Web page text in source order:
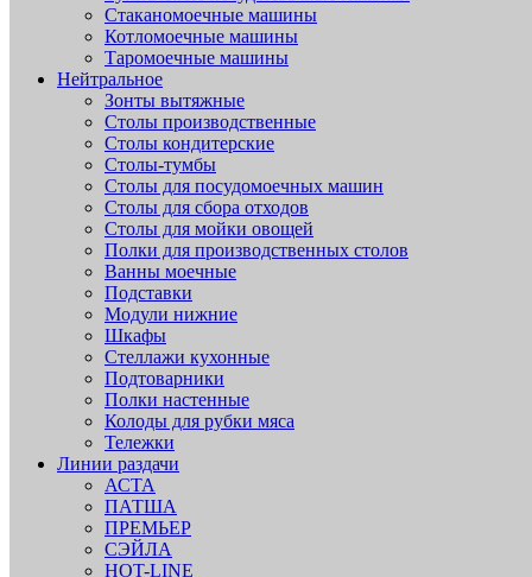
Стаканомоечные машины
Котломоечные машины
Таромоечные машины
Нейтральное
Зонты вытяжные
Столы производственные
Столы кондитерские
Столы-тумбы
Столы для посудомоечных машин
Столы для сбора отходов
Столы для мойки овощей
Полки для производственных столов
Ванны моечные
Подставки
Модули нижние
Шкафы
Стеллажи кухонные
Подтоварники
Полки настенные
Колоды для рубки мяса
Тележки
Линии раздачи
АСТА
ПАТША
ПРЕМЬЕР
СЭЙЛА
HOT-LINE